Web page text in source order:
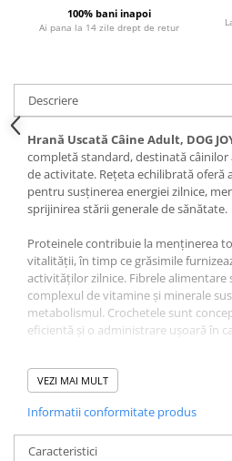
Recompense Pisici
Cremoase
Semi-umede
Proteice
Umede
Îngrijire Pisici
Așternut Igienic Pisici
Igienă Pisici
Vitamine Pisici
Perii & Piepteni Pisici
Accesorii Pisici
Culcușuri & Saltele Pisici
Castroane & Adapatori Pisici
Jucării Pisici
100% bani inapoi
Ai pana la 14 zile drept de retur
Descriere
Hrană Uscată Câine Adult, DOG
completă standard, destinată
de activitate. Rețeta echilibrată
pentru susținerea energiei zilnice,
sprijinirea stării generale de sănătate.
Proteinele contribuie la menținerea
vitalității, în timp ce grăsimile
activităților zilnice. Fibrele alimentare
complexul de vitamine și minerale
metabolismul. Crochetele sunt
eficientă și o administrare ușoară în
Această formulă este potrivită pentru
rasele, fiind o soluție practică și
Compoziție
VEZI MAI MULT
Informatii conformitate produs
Caracteristici